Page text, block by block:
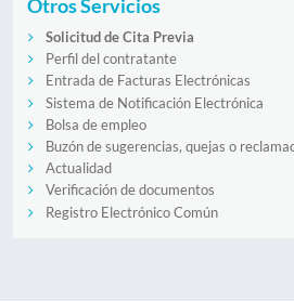
Otros Servicios
Solicitud de Cita Previa
Perfil del contratante
Entrada de Facturas Electrónicas
Sistema de Notificación Electrónica
Bolsa de empleo
Buzón de sugerencias, quejas o
Actualidad
Verificación de documentos
Registro Electrónico Común